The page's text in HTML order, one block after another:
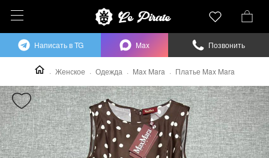
Женское Одежда Max Mara Платье Max Mara
Написать в TG Max Позвонить